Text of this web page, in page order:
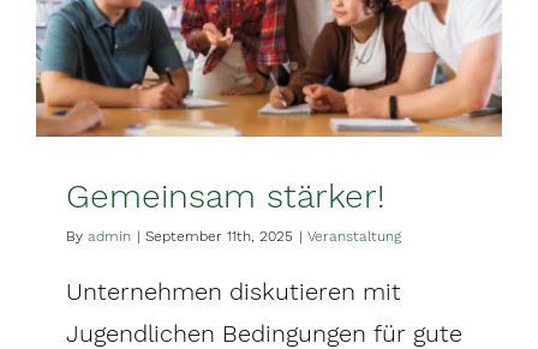
Gemeinsam stärker!
By admin | September 11th, 2025 | Veranstaltung
Unternehmen diskutieren mit
Jugendlichen Bedingungen für gute